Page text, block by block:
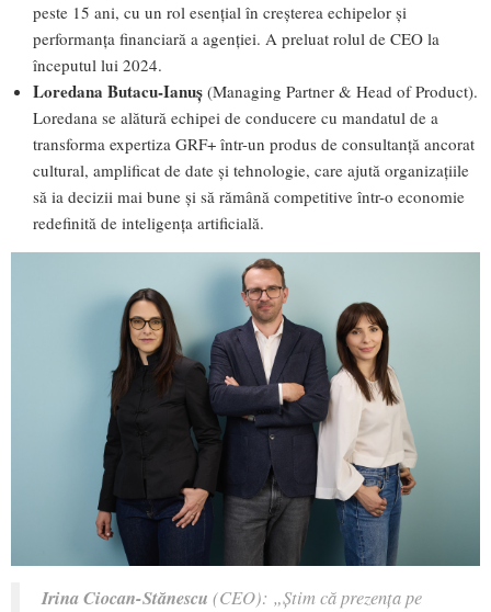
peste 15 ani, cu un rol esențial în creșterea echipelor și
performanța financiară a agenției. A preluat rolul de CEO la
începutul lui 2024.
Loredana Butacu-Ianuș (Managing Partner & Head of Product).
Loredana se alătură echipei de conducere cu mandatul de a
transforma expertiza GRF+ într-un produs de consultanță ancorat
cultural, amplificat de date și tehnologie, care ajută organizațiile
să ia decizii mai bune și să rămână competitive într-o economie
redefinită de inteligența artificială.
Irina Ciocan-Stănescu (CEO): „Știm că prezența pe